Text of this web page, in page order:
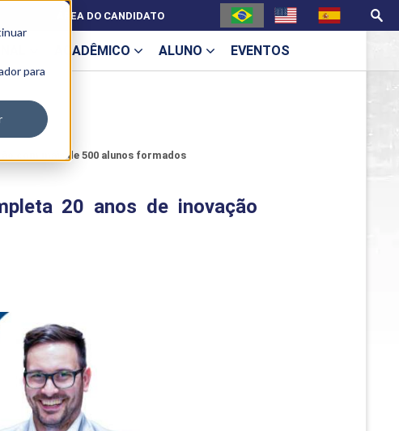
para
ACADÊMICO
MPHU
Unitecne
PROES
PROPEPE
PROED
ALUNO EVENTOS
ÁREA DO CANDIDATO
com mais de 500 alunos formados
20 anos de inovação